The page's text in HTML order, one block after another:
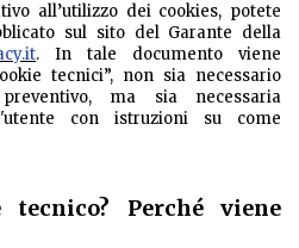
all’utilizzo dei cookies, potete
sul sito del Garante della
. In tale documento viene
tecnici”, non sia necessario
ma sia necessaria
con istruzioni su come
Perché viene